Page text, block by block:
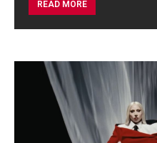
READ MORE